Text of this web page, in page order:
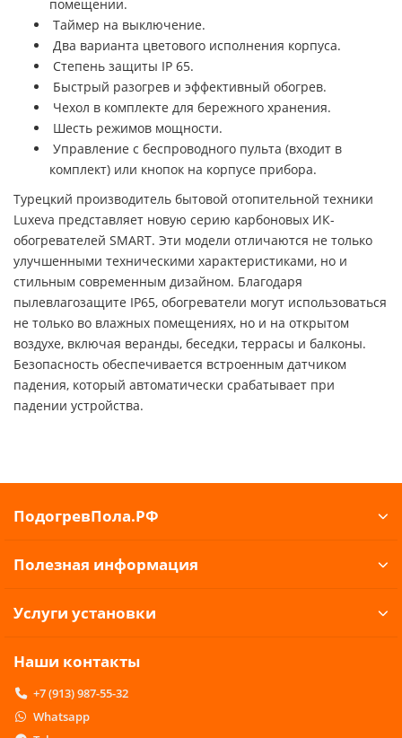
помещении.
Таймер на выключение.
Два варианта цветового исполнения корпуса.
Степень защиты IP 65.
Быстрый разогрев и эффективный обогрев.
Чехол в комплекте для бережного хранения.
Шесть режимов мощности.
Управление с беспроводного пульта (входит в
комплект) или кнопок на корпусе прибора.
Турецкий производитель бытовой отопительной техники
Luxeva представляет новую серию карбоновых ИК-
обогревателей SMART. Эти модели отличаются не только
улучшенными техническими характеристиками, но и
стильным современным дизайном. Благодаря
пылевлагозащите IP65, обогреватели могут использоваться
не только во влажных помещениях, но и на открытом
воздухе, включая веранды, беседки, террасы и балконы.
Безопасность обеспечивается встроенным датчиком
падения, который автоматически срабатывает при
падении устройства.
ПодогревПола.РФ
Полезная информация
Услуги установки
Наши контакты
+7 (913) 987-55-32
Whatsapp